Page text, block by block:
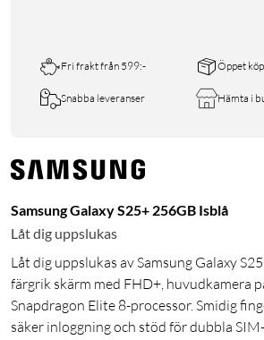
Fri frakt från 599:- Öppet
Snabba leveranser Hämta i
Samsung Galaxy S25+ 256GB Isblå
Låt dig uppslukas
Låt dig uppslukas av Samsung Galaxy
färgrik skärm med FHD+, huvudkamera
Snapdragon Elite 8-processor. Smidig
säker inloggning och stöd för dubbla